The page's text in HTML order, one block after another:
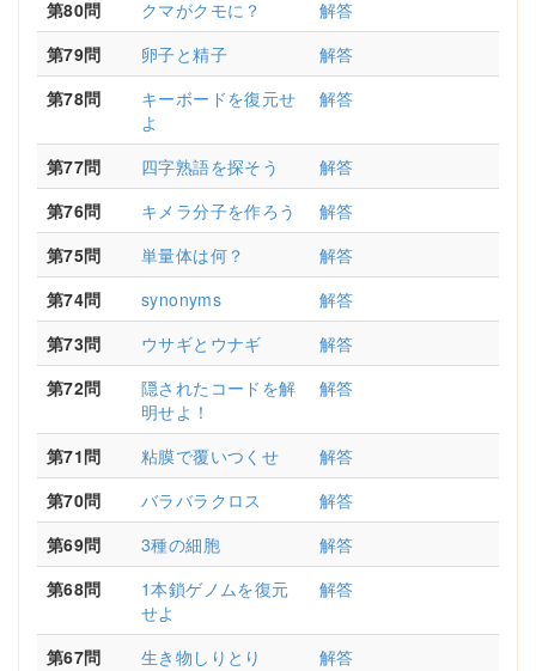
第80問
クマがクモに？
解答
第79問
卵子と精子
解答
第78問
キーボードを復元せ
よ
解答
第77問 四字熟語を探そう
解答
第76問
キメラ分子を作ろう
解答
第75問
単量体は何？
解答
第74問
synonyms
解答
第73問
ウサギとウナギ
解答
第72問
隠されたコードを解
明せよ！
解答
第71問 粘膜で覆いつくせ
解答
第70問
バラバラクロス
解答
第69問
3種の細胞
解答
第68問
1本鎖ゲノムを復元
せよ
解答
第67問 生き物しりとり
解答